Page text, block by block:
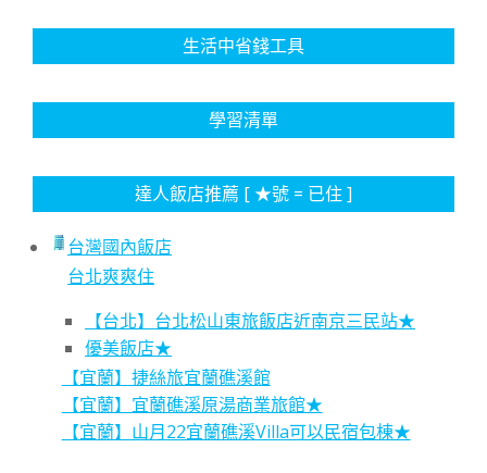
生活中省錢工具
學習清單
達人飯店推薦 [ ★號 = 已住 ]
台灣國內飯店
台北爽爽住
【台北】台北松山東旅飯店近南京三民站★
優美飯店★
【宜蘭】捷絲旅宜蘭礁溪館
【宜蘭】宜蘭礁溪原湯商業旅館★
【宜蘭】山月22宜蘭礁溪Villa可以民宿包棟★